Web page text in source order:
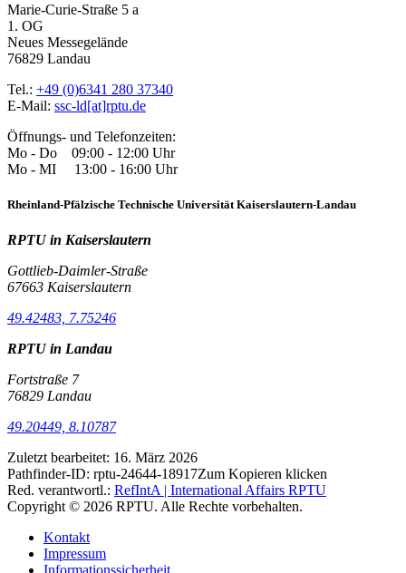
Marie-Curie-Straße 5 a
1. OG
Neues Messegelände
76829 Landau
Tel.: +49 (0)6341 280 37340
E-Mail: ssc-ld[at]rptu.de
Öffnungs- und Telefonzeiten:
Mo - Do 09:00 - 12:00 Uhr
Mo - MI 13:00 - 16:00 Uhr
Rheinland-Pfälzische Technische Universität Kaiserslautern-Landau
RPTU in Kaiserslautern
Gottlieb-Daimler-Straße
67663 Kaiserslautern
49.42483, 7.75246
RPTU in Landau
Fortstraße 7
76829 Landau
49.20449, 8.10787
Zuletzt bearbeitet: 16. März 2026
Pathfinder-ID: rptu-24644-18917Zum Kopieren klicken
Red. verantwortl.: RefIntA | International Affairs RPTU
Copyright © 2026 RPTU. Alle Rechte vorbehalten.
Kontakt
Impressum